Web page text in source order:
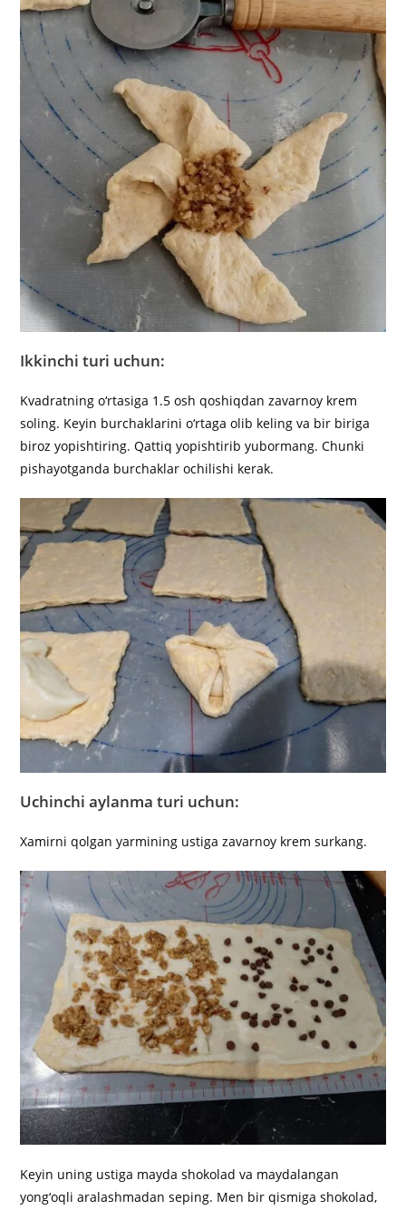
Ikkinchi turi uchun:
Kvadratning o‘rtasiga 1.5 osh qoshiqdan zavarnoy krem
soling. Keyin burchaklarini o‘rtaga olib keling va bir biriga
biroz yopishtiring. Qattiq yopishtirib yubormang. Chunki
pishayotganda burchaklar ochilishi kerak.
Uchinchi aylanma turi uchun:
Xamirni qolgan yarmining ustiga zavarnoy krem surkang.
Keyin uning ustiga mayda shokolad va maydalangan
yong‘oqli aralashmadan seping. Men bir qismiga shokolad,